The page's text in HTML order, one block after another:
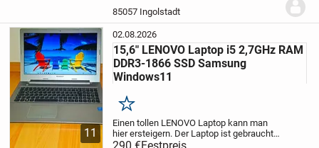
Sie auf den originalen Bildern sehen.
85057 Ingolstadt
11
02.08.2026
15,6" LENOVO Laptop i5 2,7GHz RAM
DDR3-1866 SSD Samsung
Windows11
Merken
Einen tollen LENOVO Laptop kann man
hier ersteigern. Der Laptop ist gebraucht.
Er befindet sich in einem guten Zustand
290 €Festpreis